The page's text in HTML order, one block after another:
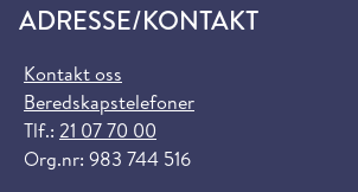
ADRESSE/KONTAKT
Kontakt oss
Beredskapstelefoner
Tlf.: 21 07 70 00
Org.nr: 983 744 516